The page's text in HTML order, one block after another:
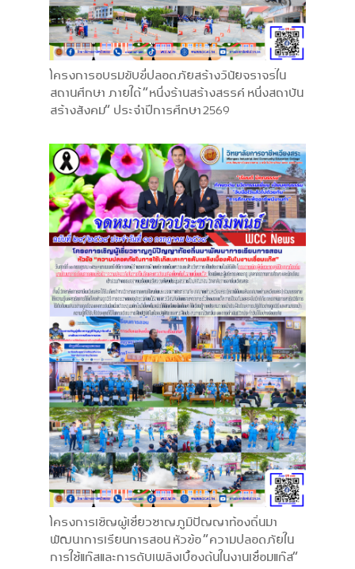
โครงการอบรมขับขี่ปลอดภัยสร้างวินัยจราจรใน
สถานศึกษา ภายใต้ “หนึ่งร้านสร้างสรรค์ หนึ่งสถาบัน
สร้างสังคม” ประจำปีการศึกษา 2569
โครงการเชิญผู้เชี่ยวชาญภูมิปัญญาท้องถิ่นมา
พัฒนาการเรียนการสอน หัวข้อ “ความปลอดภัยใน
การใช้แก๊สและการดับเพลิงเบื้องต้นในงานเชื่อมแก๊ส”